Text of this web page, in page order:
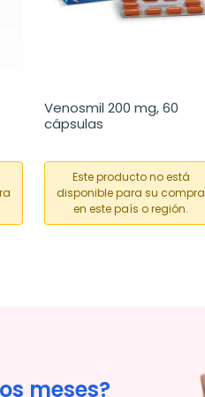
Venosmil 200 mg, 60
cápsulas
Este producto no está
disponible para su compra
en este país o región.
meses?